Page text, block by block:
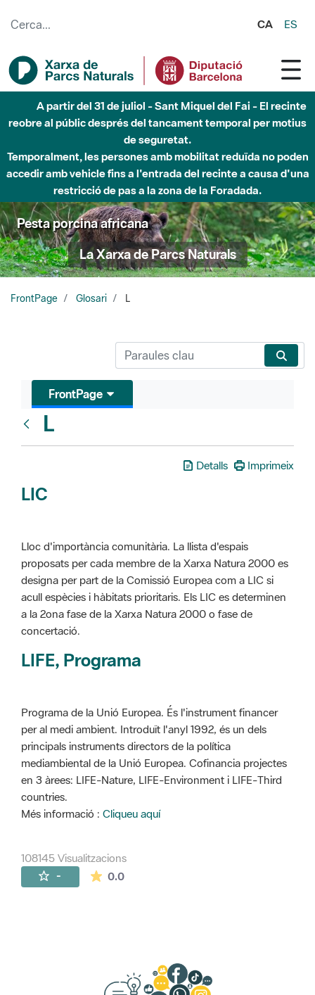
CA ES
A partir del 31 de juliol - Sant Miquel del Fai - El recinte
reobre al públic després del tancament temporal per motius
de seguretat.
Temporalment, les persones amb mobilitat reduïda no poden
accedir amb vehicle fins a l'entrada del recinte a causa d'una
restricció de pas a la zona de la Foradada.
Pesta porcina africana
La Xarxa de Parcs Naturals
FrontPage Glosari L
FrontPage
L
Detalls Imprimeix
LIC
Lloc d'importància comunitària. La llista d'espais
proposats per cada membre de la Xarxa Natura 2000 es
designa per part de la Comissió Europea com a LIC si
acull espècies i hàbitats prioritaris. Els LIC es determinen
a la 2ona fase de la Xarxa Natura 2000 o fase de
concertació.
LIFE, Programa
Programa de la Unió Europea. És l'instrument financer
per al medi ambient. Introduït l'anyl 1992, és un dels
principals instruments directors de la política
mediambiental de la Unió Europea. Cofinancia projectes
en 3 àrees: LIFE-Nature, LIFE-Environment i LIFE-Third
countries.
Més informació : Cliqueu aquí
108145 Visualitzacions
- 0.0La mitjana de les valoracions és de 0